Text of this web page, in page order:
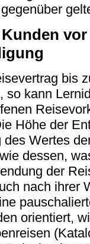
bis
so kann
Höhe der
Wertes
dessen,
der
nach ihrer
orientiert,